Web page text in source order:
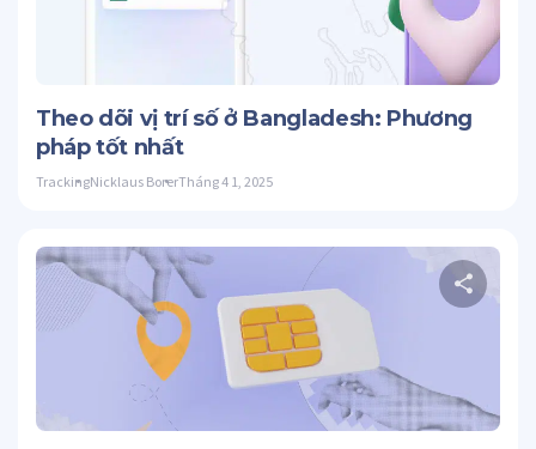
Twitter
Theo dõi vị trí số ở Bangladesh: Phương
pháp tốt nhất
TrackingNicklaus BorerTháng 4 1, 2025
Twitter